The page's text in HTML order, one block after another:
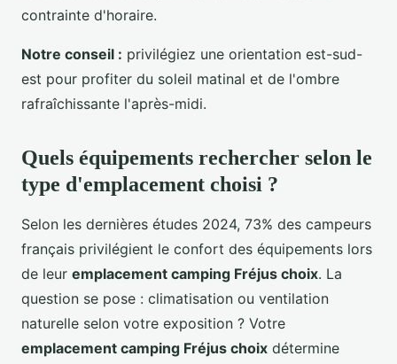
contrainte d'horaire.
Notre conseil : privilégiez une orientation est-sud-
est pour profiter du soleil matinal et de l'ombre
rafraîchissante l'après-midi.
Quels équipements rechercher selon le
type d'emplacement choisi ?
Selon les dernières études 2024, 73% des campeurs
français privilégient le confort des équipements lors
de leur emplacement camping Fréjus choix. La
question se pose : climatisation ou ventilation
naturelle selon votre exposition ? Votre
emplacement camping Fréjus choix détermine